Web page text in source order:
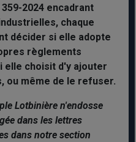
2024 encadrant
chaque
décider si elle adopte
règlements
elle choisit d'y ajouter
ou même de le refuser.
Lotbinière n'endosse
dans les lettres
dans notre section